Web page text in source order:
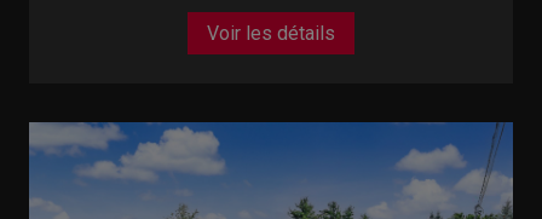
Voir les détails